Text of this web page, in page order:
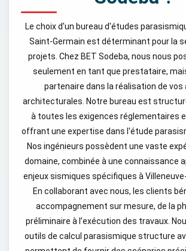
Le choix d'un bureau d'études
Saint-Germain est déterminant pour la
projets. Chez BET Sodeba, nous nous
seulement en tant que prestataire,
partenaire dans la réalisation de vos
architecturales. Notre bureau est
à toutes les exigences réglementaires
offrant une expertise dans l'étude
Nos ingénieurs possèdent une vaste
domaine, combinée à une connaissance
enjeux sismiques spécifiques à
En collaborant avec nous, les clients
accompagnement sur mesure, de la
préliminaire à l’exécution des travaux.
outils de calcul parasismique structure